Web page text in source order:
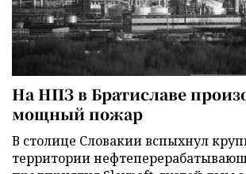
На НПЗ в Братиславе
мощный пожар
В столице Словакии вспыхнул
территории